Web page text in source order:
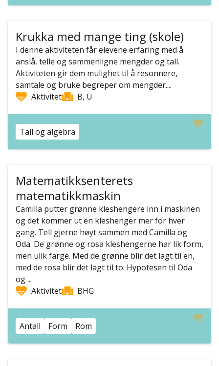
Krukka med mange ting (skole)
I denne aktiviteten får elevene erfaring med å
anslå, telle og sammenligne mengder og tall.
Aktiviteten gir dem mulighet til å resonnere,
samtale og bruke begreper om mengder....
Aktivitet
B, U
Tall og algebra
Matematikksenterets
matematikkmaskin
Camilla putter grønne kleshengere inn i maskinen
og det kommer ut en kleshenger mer for hver
gang. Tell gjerne høyt sammen med Camilla og
Oda. De grønne og rosa kleshengerne har lik form,
men ulik farge. Med de grønne blir det lagt til en,
med de rosa blir det lagt til to. Hypotesen til Oda
og ...
Aktivitet
BHG
Antall Form Rom